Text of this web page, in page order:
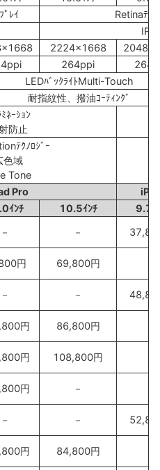
ﾟﾚｲ
Retinaﾃﾞｨ
IPS
2224x1668
264ppi
LEDﾊﾞｯｸﾗｲﾄMulti-Touch
耐指紋性、撥油ｺｰﾃｨﾝｸﾞ
ﾈｰｼｮﾝ
防止
ﾃｸﾉﾛｼﾞｰ
色域
Tone
Pro
ｲﾝﾁ 10.5ｲﾝﾁ 9.7ｲ
－ －
円 69,800円
－ －
円 86,800円
円 108,800円
円 －
－ －
円 84,800円